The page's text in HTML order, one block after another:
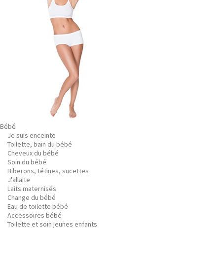
Bébé
Je suis enceinte
Toilette, bain du bébé
Cheveux du bébé
Soin du bébé
Biberons, tétines, sucettes
J'allaite
Laits maternisés
Change du bébé
Eau de toilette bébé
Accessoires bébé
Toilette et soin jeunes enfants